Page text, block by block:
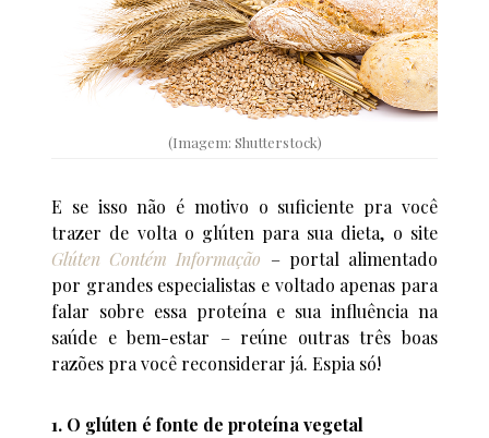
(Imagem: Shutterstock)
E se isso não é motivo o suficiente pra você
trazer de volta o glúten para sua dieta, o site
Glúten Contém Informação – portal alimentado
por grandes especialistas e voltado apenas para
falar sobre essa proteína e sua influência na
saúde e bem-estar – reúne outras três boas
razões pra você reconsiderar já. Espia só!
1. O glúten é fonte de proteína vegetal